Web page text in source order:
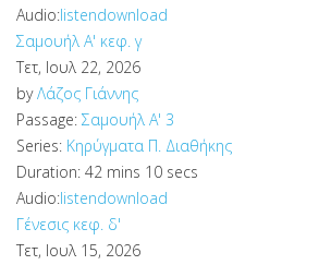
Audio:listendownload
Σαμουήλ Α' κεφ. γ
Τετ, Ιουλ 22, 2026
byΛάζος Γιάννης
Passage: Σαμουήλ Α' 3
Series: Κηρύγματα Π. Διαθήκης
Duration: 42 mins 10 secs
Audio:listendownload
Γένεσις κεφ. δ'
Τετ, Ιουλ 15, 2026